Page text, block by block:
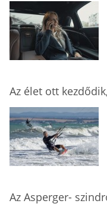
Az élet ott
Az Asperger-